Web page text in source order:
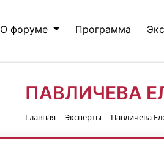
О форуме Программа
ПАВЛИЧЕВА
Главная Эксперты Павличева